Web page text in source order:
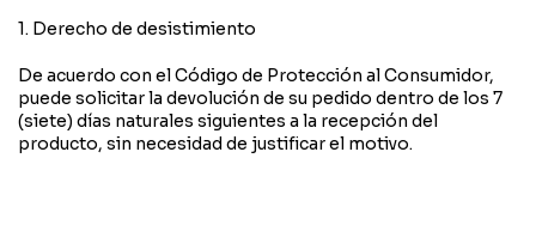
1. Derecho de desistimiento
De acuerdo con el Código de Protección al Consumidor,
puede solicitar la devolución de su pedido dentro de los 7
(siete) días naturales siguientes a la recepción del
producto, sin necesidad de justificar el motivo.